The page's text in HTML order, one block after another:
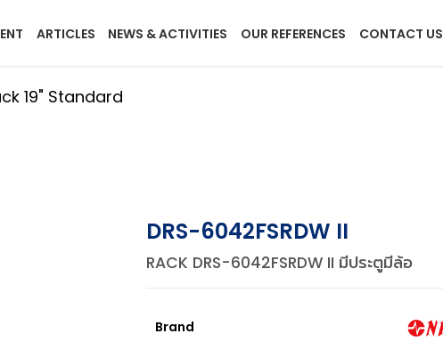
ARTICLES NEWS & ACTIVITIES OUR REFERENCES CONTACT US
19" Standard
DRS-6042FSRDW II
RACK DRS-6042FSRDW II มีประตูมีล้อ
Brand